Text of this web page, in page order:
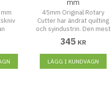
mm
45mm Original Rotary
Cutter har ändrat quilting
och syindustrin. Den mest
populära storleken som
finns, har denna rullkniv ett
slitstarkt handtag med ett
bladskydd för säkerheten.
Rullkniven har ett rullande
345 KR
LÄGG I KUNDVAGN